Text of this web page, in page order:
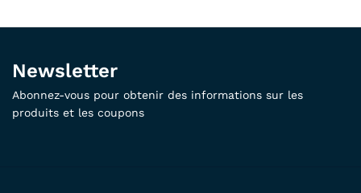
Newsletter
Abonnez-vous pour obtenir des informations sur les
produits et les coupons